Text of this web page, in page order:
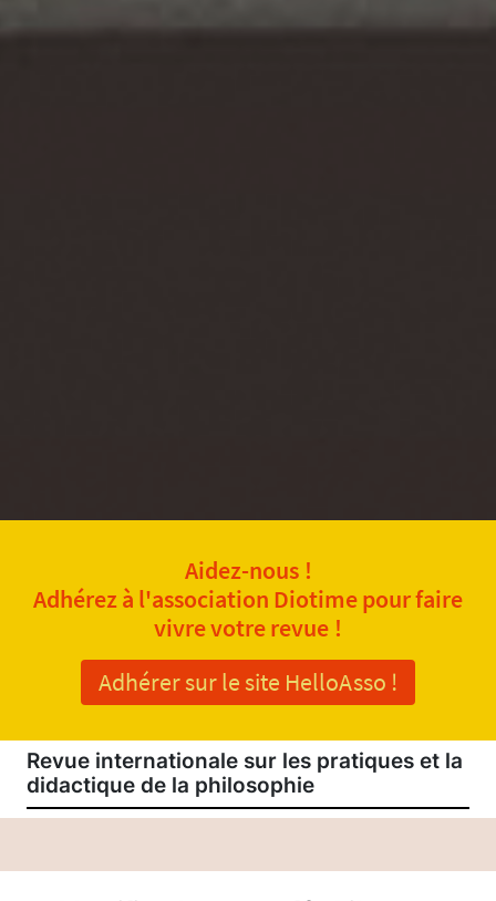
Aidez-nous !
Adhérez à l'association Diotime pour faire
vivre votre revue !
Adhérer sur le site HelloAsso !
Revue internationale sur les pratiques et la
didactique de la philosophie